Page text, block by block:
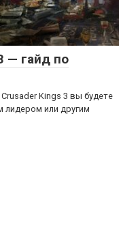
— гайд по
Kings 3 вы будете
лидером или другим